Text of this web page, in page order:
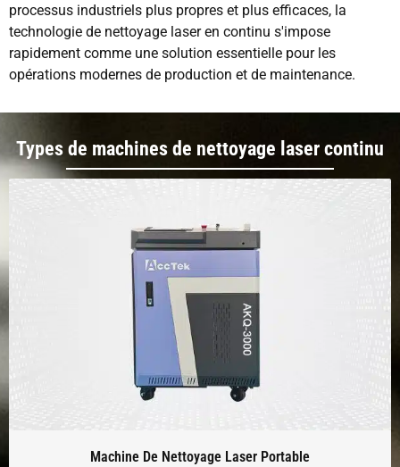
processus industriels plus propres et plus efficaces, la
technologie de nettoyage laser en continu s'impose
rapidement comme une solution essentielle pour les
opérations modernes de production et de maintenance.
Types de machines de nettoyage laser continu
Machine De Nettoyage Laser Portable